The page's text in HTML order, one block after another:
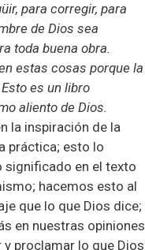
para corregir, para
de Dios sea
toda buena obra.
estas cosas porque la
es un libro
aliento de Dios.
la inspiración de la
práctica; esto lo
significado en el texto
hacemos esto al
que lo que Dios dice;
en nuestras opiniones
proclamar lo que Dios